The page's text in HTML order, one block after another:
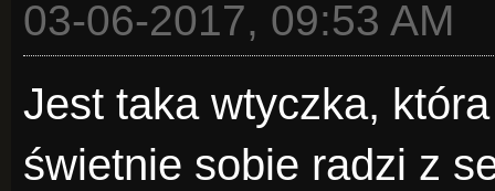
03-06-2017, 09:53 AM
Jest taka wtyczka,
świetnie sobie radzi z